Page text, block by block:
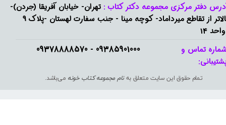
09385901000 - 09378888570​​​​​​​
دفتر مرکزی مجموعه دکتر کتاب : تهران- خیابان آفریقا (جردن)-
بالاتر از تقاطع میرداماد- کوچه مینا - جنب سفارت لهستان -پلاک 9
14
تمام حقوق این سایت متعلق بهنام مجموعه کتاب خونه می‌باشد.
تماس و